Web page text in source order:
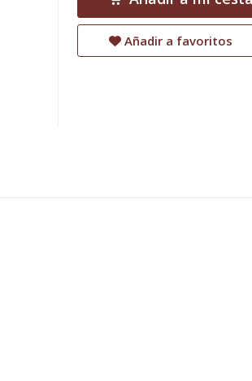
Añadir a favoritos